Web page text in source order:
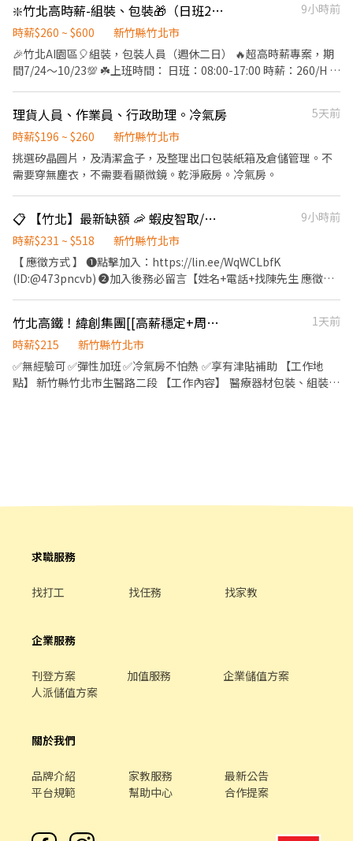
業者沒有的福利】 1. 積分獎勵免費兌換日用品。 2. 定期團體聚會、
團康活動。 3. 不定期餐會及節慶活動。 4. 春酒狂歡聚會+抽獎。 5.
做清潔但不想清自己家，夥伴下單折扣。 6. 辦公室設置有沙發床的
休息室。 7. 每季舉辦服務品質競賽，提供不定額獎金。 8. 不定期免
費線上/實體心理成長課程。 9. 跨領域心理成長講師課程津貼。
【升遷介紹】 1. 新人考核、職人稽核，稽核為公平及公正的內部升
遷管道。 2. 家適員→職人→高階職人→導師 ↘️整理
師→導師 【教育訓練】 免收費完整教育訓練系統，高階職人提
供教育訓練費用補助。
⭕️【環境】加班餐費補助$60、免費機車位 ⭕️【福利】加班費高、
加班交通津貼300元 ⭕️【預支】周周領薪5000➜急用錢不擔心 ✅免
健檢、書審立即上班、無經驗可✅ ✅專人1對1安排➜
https://lin.ee/XDcXDiA ⭐️● ●●免費日班廠車● ●●⭐️ ❤️竹南/頭
份/芎林/尖石/新竹南寮 ❤️北埔/竹東/內灣/新豐/湖口/平鎮
光復北路（湖口工業區） 2️⃣ 新竹縣竹北市智慧路 (近勝利國中) 【工
作內容】通訊器材組裝、包裝、測試 【休假制度】8H周休六日 (見
08:00~17:00⭐️時薪【260/H】 ➠薪約$45,760起➢$60,000(配合加
班) ☑️夜班： 20:00~05:00⭐️時薪【300/H】 ➠薪約$52,800起
➢$65,000(配合加班) ◍每月5號發薪、周周領薪 ◍就職即享勞健
保、勞退、三節禮品金 ⭐️● ●●職正福利● ●●⭐️ ☑️周六不補班、
有薪活力假平均3-5天 ☑️年終獎金、績效獎金、員工持股信託 ☑️三節
禮品金、員工旅遊補助、生育獎勵金 ☑️社團活動、文藝活動、定期
健康檢查 ══✦心動不如薪動//薪動不如行動✦ ══ ☎️電洽最快：
0978-515-880 黃小姐 ✚ ʟɪɴᴇ ID：【@484taxjq 】截圖詢問職缺 ⭐️
一按即加▶https://lin.ee/XDcXDiA ▶️新北、桃竹苗、台中地區高薪
工作歡迎洽詢
❇️竹北高時薪-組裝、包裝🎁（日班260/H夜班300/H)可日領免手續費❤️
9小時前
時薪$260 ~ $600
新竹縣竹北市
🎉竹北AI園區🎈組裝，包裝人員（週休二日） 🔥超高時薪專案，期
間7/24～10/23💯 ☘️上班時間： 日班：08:00-17:00 時薪：260/H 夜
需滿8小時（加班不計入） 3.中途離職者不適用 如未達到上述條件
則以原時薪 日班：215/H 夜班：240/H 計算 ☘️工作內容：組裝、測
試、包裝 ❤️日領免手續費❤️ 🔹有加班機會 🔹工作簡單易上手 🔹超
高錄取率💯 🔹週休二日 🔹固定班別 🔹冷氣房/靜電服 🔹可日領、週
理貨人員、作業員、行政助理。冷氣房
5天前
時薪$196 ~ $260
新竹縣竹北市
挑選矽晶圓片，及清潔盒子，及整理出口包裝紙箱及倉儲管理。不
需要穿無塵衣，不需要看顯微鏡。乾淨廠房。冷氣房。
📋 【竹北】最新缺額 🦐 蝦皮智取/門市⚡快速報到
9小時前
時薪$231 ~ $518
新竹縣竹北市
【 應徵方式 】 ❶點擊加入：https://lin.ee/WqWCLbfK
(ID:@473pncvb) ❷加入後務必留言【姓名+電話+找陳先生 應徵竹
薪資 $239/hr(竹北市)+(晚班獎金 20 /夜班獎金 40) ✦工作內容-不需
顧客服務 1.包裹搬運、理貨(搬物流箱10~15公斤不等) 2.維持門市作
業區環境、清潔 3.配合單日跑點(1~5間門市) 🔔需自備機車、駕照 ✦
工作時間 (日排2~5hr依實際情況而定) ⭕缺額門市、班別如下方⭕
❷18:45-22:45（一週至少2天16:15起班） ✦排班方式 含假日周排
竹北科大 - 智取店 竹北市科大一路43號1樓(缺早、晚、假日晚) ☀️竹
晚) ✔️竹北中山店 竹北市中山路57號1樓(缺晚) ✔️竹北中正店 竹北市
竹北高鐵！緯創集團[[高薪穩定+周休六日]]醫療器材包裝員AA-53
1天前
時薪$215
新竹縣竹北市
✅無經驗可 ✅彈性加班 ✅冷氣房不怕熱 ✅享有津貼補助 【工作地
點】 新竹縣竹北市生醫路二段 【工作內容】 醫療器材包裝、組裝、
@418zmslz (記得一定要加小老鼠唷~有需要了解細節也可直接留
言唷~)求職服務
找打工 找任務 找家教
企業服務
刊登方案 加值服務
企業儲值方案
人派儲值方案
關於我們
品牌介紹 家教服務
最新公告
平台規範
幫助中心 合作提案